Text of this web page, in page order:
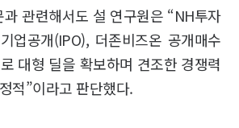
관련해서도 설 연구원은 “NH투자
업공개(IPO), 더존비즈온 공개매수
대형 딜을 확보하며 견조한 경쟁력
적”이라고 판단했다.